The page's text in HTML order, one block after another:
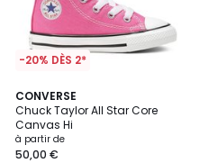
-20% DÈS 2*
CONVERSE
Chuck Taylor All Star Core
Canvas Hi
à partir de
50,00 €
5
/
5